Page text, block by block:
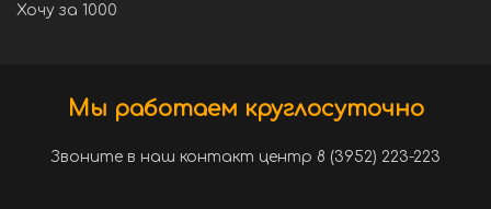
Хочу за 1000
Мы работаем круглосуточно
Звоните в наш контакт центр 8 (3952) 223-223